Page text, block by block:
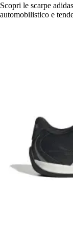
Scopri le scarpe
automobilistico e